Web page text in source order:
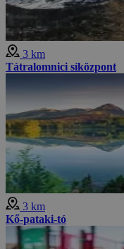
3 km
Tátralomnici síközpont
3 km
Kő-pataki-tó